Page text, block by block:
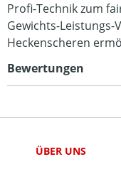
Profi-Technik zum
Gewichts-
Heckenscheren
Bewertungen
ÜBER UNS